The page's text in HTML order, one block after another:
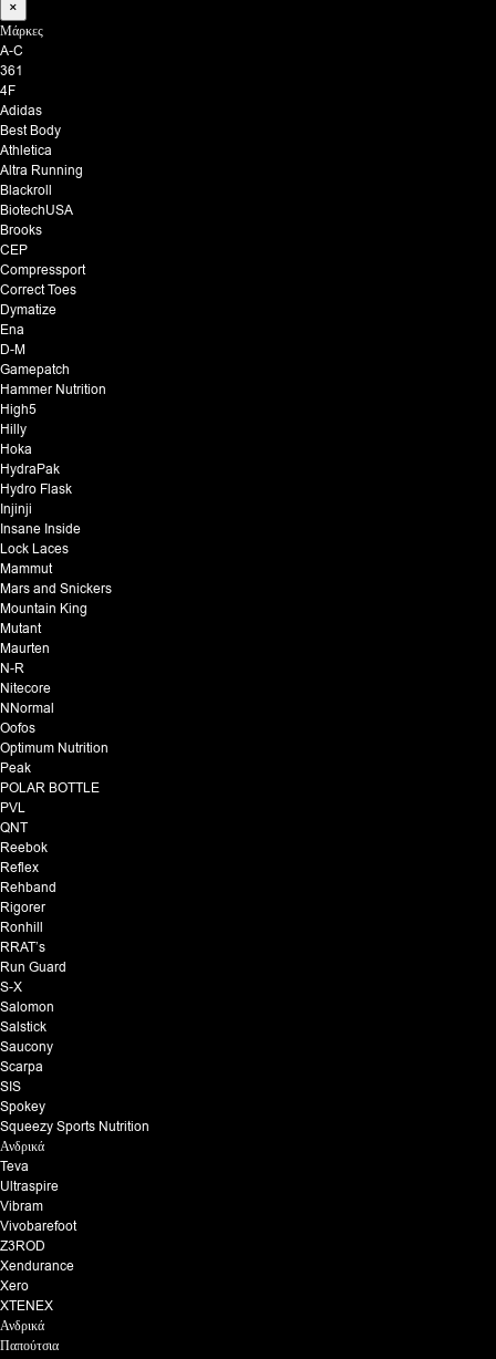
×
Μάρκες
A-C
361
4F
Adidas
Best Body
Athletica
Altra Running
Blackroll
BiotechUSA
Brooks
CEP
Compressport
Correct Toes
Dymatize
Ena
D-M
Gamepatch
Hammer Nutrition
High5
Hilly
Hoka
HydraPak
Hydro Flask
Injinji
Insane Inside
Lock Laces
Mammut
Mars and Snickers
Mountain King
Mutant
Maurten
N-R
Nitecore
NNormal
Oofos
Optimum Nutrition
Peak
POLAR BOTTLE
PVL
QNT
Reebok
Reflex
Rehband
Rigorer
Ronhill
RRAT’s
Run Guard
S-X
Salomon
Salstick
Saucony
Scarpa
SIS
Spokey
Squeezy Sports Nutrition
Ανδρικά
Teva
Ultraspire
Vibram
Vivobarefoot
Z3ROD
Xendurance
Xero
XTENEX
Ανδρικά
Παπούτσια